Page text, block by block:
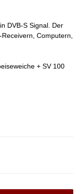
DVB-S Signal. Der
Computern,
+ SV 100